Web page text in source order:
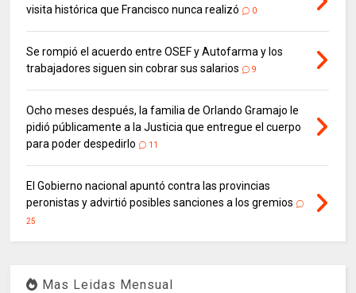
visita histórica que Francisco nunca realizó
0
Se rompió el acuerdo entre OSEF y Autofarma y los
trabajadores siguen sin cobrar sus salarios
9
Ocho meses después, la familia de Orlando Gramajo le
pidió públicamente a la Justicia que entregue el cuerpo
para poder despedirlo
11
El Gobierno nacional apuntó contra las provincias
peronistas y advirtió posibles sanciones a los gremios
25
Mas Leidas Mensual